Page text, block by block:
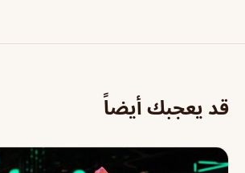
قد يعجبك أيضاً